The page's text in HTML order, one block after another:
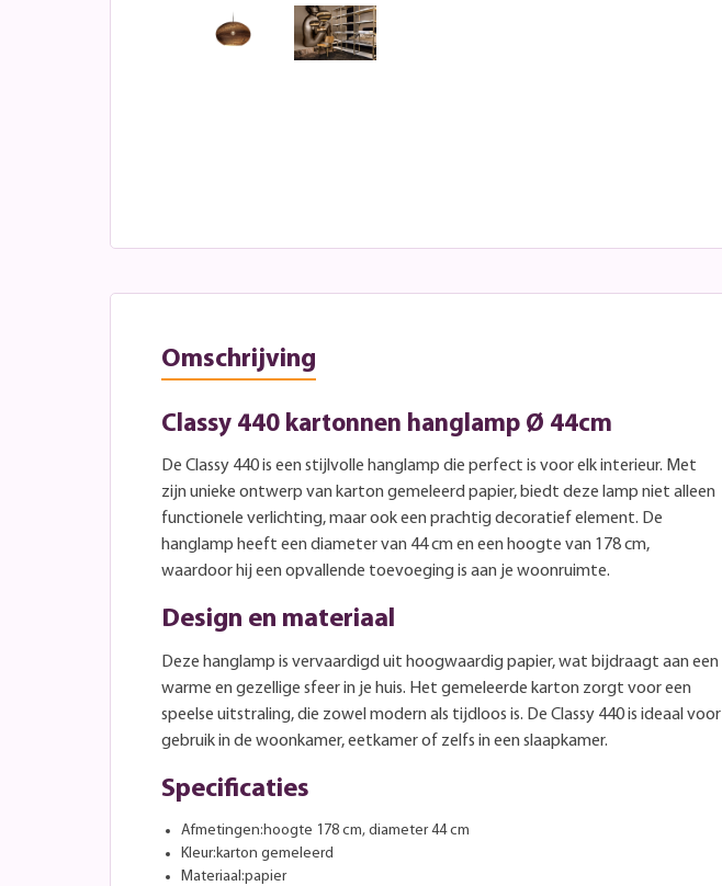
Omschrijving
Classy 440 kartonnen hanglamp Ø 44cm
De Classy 440 is een stijlvolle hanglamp die perfect is voor elk interieur. Met
zijn unieke ontwerp van karton gemeleerd papier, biedt deze lamp niet alleen
functionele verlichting, maar ook een prachtig decoratief element. De
hanglamp heeft een diameter van 44 cm en een hoogte van 178 cm,
waardoor hij een opvallende toevoeging is aan je woonruimte.
Design en materiaal
Deze hanglamp is vervaardigd uit hoogwaardig papier, wat bijdraagt aan een
warme en gezellige sfeer in je huis. Het gemeleerde karton zorgt voor een
speelse uitstraling, die zowel modern als tijdloos is. De Classy 440 is ideaal voor
gebruik in de woonkamer, eetkamer of zelfs in een slaapkamer.
Specificaties
Afmetingen:hoogte 178 cm, diameter 44 cm
Kleur:karton gemeleerd
Materiaal:papier